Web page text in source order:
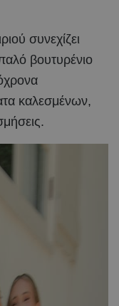
συνεχίζει
βουτυρένιο
καλεσμένων,